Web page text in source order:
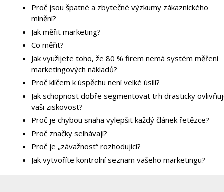
Proč jsou špatné a zbytečné výzkumy zákaznického
mínění?
Jak měřit marketing?
Co měřit?
Jak využijete toho, že 80 % firem nemá systém měření
marketingových nákladů?
Proč klíčem k úspěchu není velké úsilí?
Jak schopnost dobře segmentovat trh drasticky
vaši ziskovost?
Proč je chybou snaha vylepšit každý článek řetězce?
Proč značky selhávají?
Proč je „závažnost“ rozhodující?
Jak vytvoříte kontrolní seznam vašeho marketingu?